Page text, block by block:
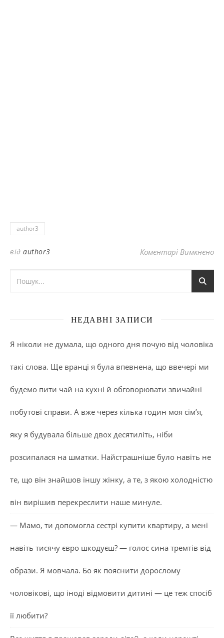
author3
від author3 Коментарі Вимкненодо
НЕДАВНІ ЗАПИСИ
Я ніколи не думала, що одного дня почую від чоловіка
такі слова. Ще вранці я була впевнена, що ввечері ми
будемо пити чай на кухні й обговорювати звичайні
побутові справи. А вже через кілька годин моя сім’я,
яку я будувала більше двох десятиліть, ніби
розсипалася на шматки. Найстрашніше було навіть не
те, що він знайшов іншу жінку, а те, з якою холодністю
він вирішив перекреслити наше минуле.
— Мамо, ти допомогла сестрі купити квартиру, а мені
навіть тисячу євро шкодуєш? — голос сина тремтів від
образи. Я мовчала. Бо як пояснити дорослому
чоловікові, що іноді відмовити дитині — це теж спосіб
її любити?